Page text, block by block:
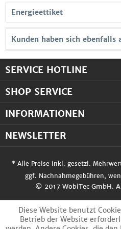
Energieettiket
Kunden haben sich ebenfalls
SERVICE HOTLINE
SHOP SERVICE
INFORMATIONEN
NEWSLETTER
* Alle Preise inkl. gesetzl.
ggf. Nachnahmegebühren,
© 2017 WobiTec GmbH.
Diese Website benutzt
Betrieb der Website